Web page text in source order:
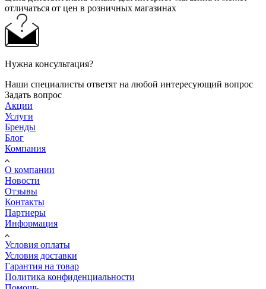
отличаться от цен в розничных магазинах
Нужна консультация?
Наши специалисты ответят на любой интересующий вопрос
Задать вопрос
Акции
Услуги
Бренды
Блог
Компания
О компании
Новости
Отзывы
Контакты
Партнеры
Информация
Условия оплаты
Условия доставки
Гарантия на товар
Политика конфиденциальности